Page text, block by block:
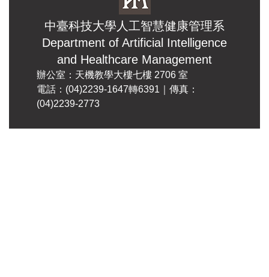
中臺科技大學人工智慧健康管理系
Department of Artificial Intelligence
and Healthcare Management
辦公室：天機教學大樓七樓 2706 室
電話：(04)2239-1647轉6391｜傳真：
(04)2239-2773